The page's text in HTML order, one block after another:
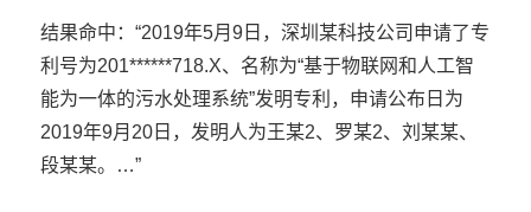
结果命中：“2019年5月9日，深圳某科技公司申请了专
利号为201******718.X、名称为“基于物联网和人工智
能为一体的污水处理系统”发明专利，申请公布日为
2019年9月20日，发明人为王某2、罗某2、刘某某、
段某某。…”